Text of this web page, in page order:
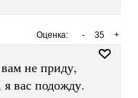
Оценка: +
35
-
не приду,
вас подожду.